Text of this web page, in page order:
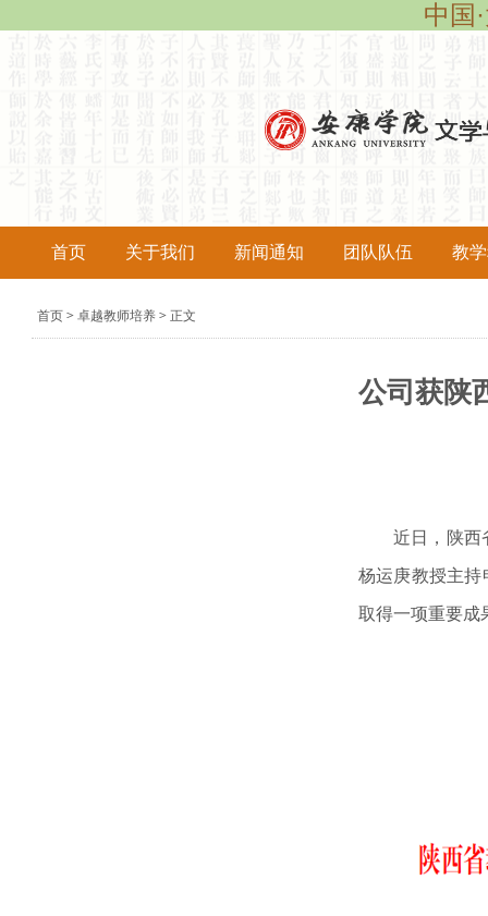
中国
首页 关于我们 新闻通知 团队队伍 教
导
航
首页 > 卓越教师培养 > 正文
公司获陕
近日，陕西
杨运庚教授主持
取得一项重要成